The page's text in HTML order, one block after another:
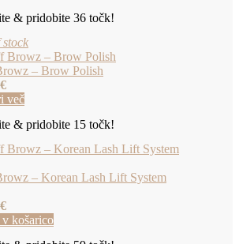
& pridobite 36 točk!
– Brow Polish
€
več
& pridobite 15 točk!
– Korean Lash Lift System
€
košarico